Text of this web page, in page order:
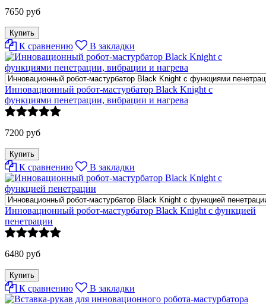
7650 руб
К сравнению В закладки
Инновационный робот-мастурбатор Black Knight с
функциями пенетрации, вибрации и нагрева
7200 руб
К сравнению В закладки
Инновационный робот-мастурбатор Black Knight с функцией
пенетрации
6480 руб
К сравнению В закладки